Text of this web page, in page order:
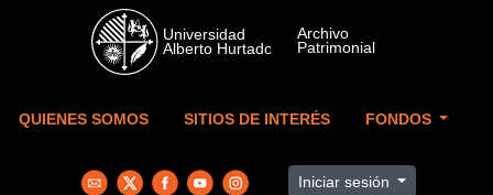
Skip to main content
QUIENES SOMOS SITIOS DE INTERÉS FONDOS
Iniciar sesión